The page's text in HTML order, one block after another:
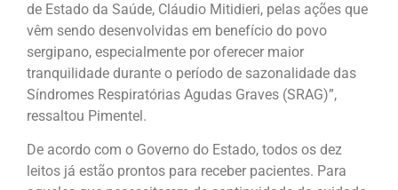
de Estado da Saúde, Cláudio Mitidieri, pelas ações que
vêm sendo desenvolvidas em benefício do povo
sergipano, especialmente por oferecer maior
tranquilidade durante o período de sazonalidade das
Síndromes Respiratórias Agudas Graves (SRAG)”,
ressaltou Pimentel.
De acordo com o Governo do Estado, todos os dez
leitos já estão prontos para receber pacientes. Para